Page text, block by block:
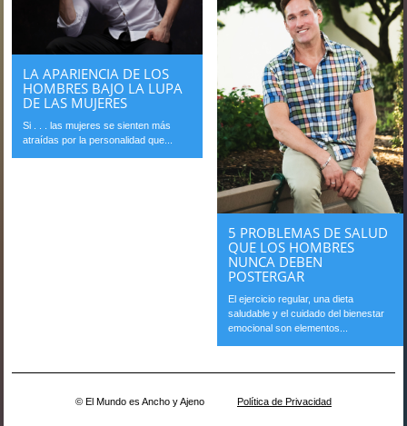
LA APARIENCIA DE LOS
HOMBRES BAJO LA LUPA
DE LAS MUJERES
Si . . . las mujeres se sienten más
atraídas por la personalidad que...
5 PROBLEMAS DE SALUD
QUE LOS HOMBRES
NUNCA DEBEN
POSTERGAR
El ejercicio regular, una dieta
saludable y el cuidado del bienestar
emocional son elementos...
© El Mundo es Ancho y Ajeno Política de Privacidad